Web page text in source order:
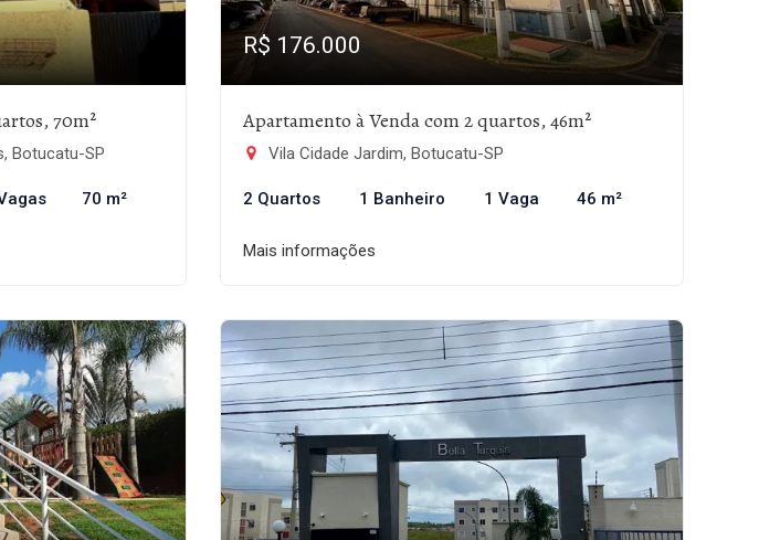
70m²
Botucatu-SP
70 m²
R$ 176.000
Apartamento à Venda com 2 quartos, 46m²
Vila Cidade Jardim, Botucatu-SP
2 Quartos 1 Banheiro 1 Vaga 46 m²
Mais informações